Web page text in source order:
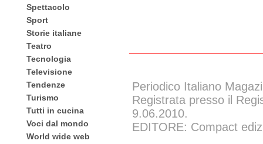
Spettacolo
Sport
Storie italiane
Teatro
Tecnologia
Televisione
Tendenze
Turismo
Tutti in cucina
Voci dal mondo
World wide web
Periodico Italiano
Registrata presso il
9.06.2010.
EDITORE: Compact